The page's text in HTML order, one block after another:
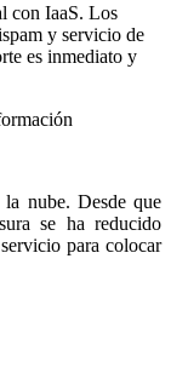
con IaaS. Los
y servicio de
es inmediato y
nube. Desde que
se ha reducido
para colocar